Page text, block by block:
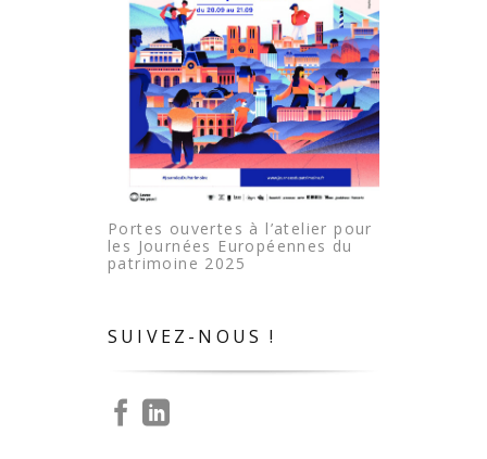
Portes ouvertes à l’atelier pour
les Journées Européennes du
patrimoine 2025
SUIVEZ-NOUS !